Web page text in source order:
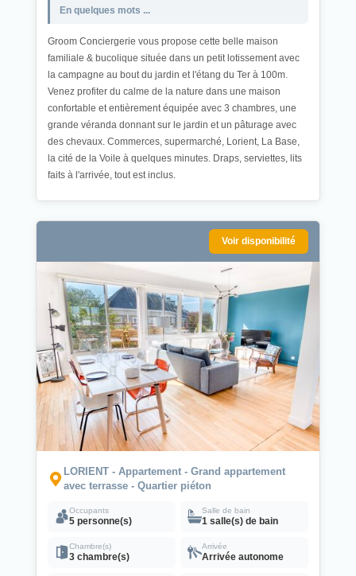
En quelques mots ...
Groom Conciergerie vous propose cette belle maison
familiale & bucolique située dans un petit lotissement avec
la campagne au bout du jardin et l'étang du Ter à 100m.
Venez profiter du calme de la nature dans une maison
confortable et entièrement équipée avec 3 chambres, une
grande véranda donnant sur le jardin et un pâturage avec
des chevaux. Commerces, supermarché, Lorient, La Base,
la cité de la Voile à quelques minutes. Draps, serviettes, lits
faits à l'arrivée, tout est inclus.
Voir disponibilité
LORIENT - Appartement - Grand appartement
avec terrasse - Quartier piéton
Occupants
5 personne(s)
Salle de bain
1 salle(s) de bain
Chambre(s)
3 chambre(s)
Arrivée
Arrivée autonome